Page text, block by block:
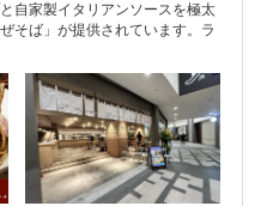
自家製イタリアンソースを極太
そば」が提供されています。ラ